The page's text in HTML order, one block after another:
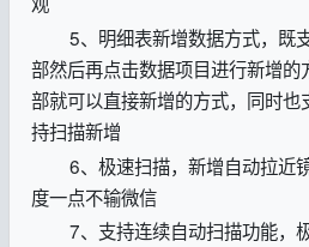
5、明细表新增数据方式，既
部然后再点击数据项目进行新增
部就可以直接新增的方式，同时
持扫描新增
6、极速扫描，新增自动拉近
度一点不输微信
7、支持连续自动扫描功能，